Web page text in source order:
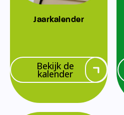
Jaarkalender
Bekijk de
kalender